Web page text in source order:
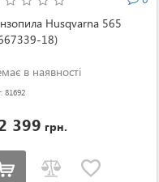
Husqvarna 565
18)
в наявності
81692
399 грн.